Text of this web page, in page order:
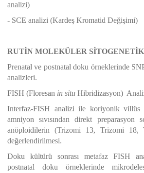
analizi)
- SCE analizi (Kardeş Kromatid Değişimi)
RUTİN MOLEKÜLER
Prenatal ve postnatal doku örneklerinde
analizleri.
FISH (Floresan in situ Hibridizasyon)
Interfaz-FISH analizi ile koriyonik villüs
amniyon sıvısından direkt preparasyon
anöploidilerin (Trizomi 13, Trizomi
değerlendirilmesi.
Doku kültürü sonrası metafaz FISH
postnatal doku örneklerinde